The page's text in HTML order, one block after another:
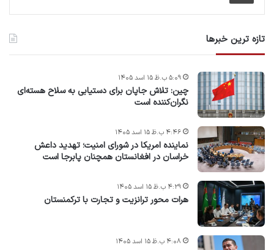
تازه ترین خبرها
چین: تلاش جاپان برای دستیابی به سلاح هسته‌ای
نگران‌کننده است
۵:۰۹ ب.ظ ۱۵ اسد ۱۴۰۵
نماینده امریکا در شورای امنیت؛ تهدید داعش
خراسان در افغانستان همچنان پابرجا است
۴:۴۶ ب.ظ ۱۵ اسد ۱۴۰۵
هرات محور ترانزیت و تجارت با ترکمنستان
۴:۲۹ ب.ظ ۱۵ اسد ۱۴۰۵
۴:۰۸ ب.ظ ۱۵ اسد ۱۴۰۵